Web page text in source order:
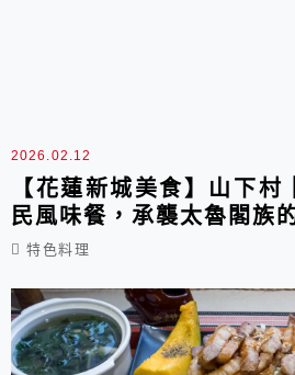
2026.02.12
【花蓮新城美食】山下
民風味餐，承襲太魯閣族
特色料理